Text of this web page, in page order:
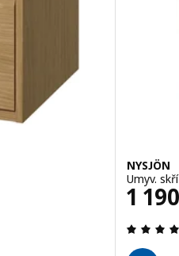
NYSJÖN
Umyv.
1 190